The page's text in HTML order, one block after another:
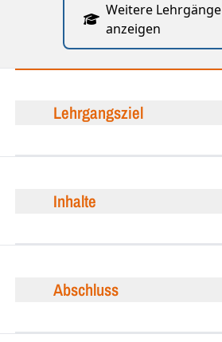
Weitere Lehrgänge
anzeigen
Lehrgangsziel
Inhalte
Abschluss